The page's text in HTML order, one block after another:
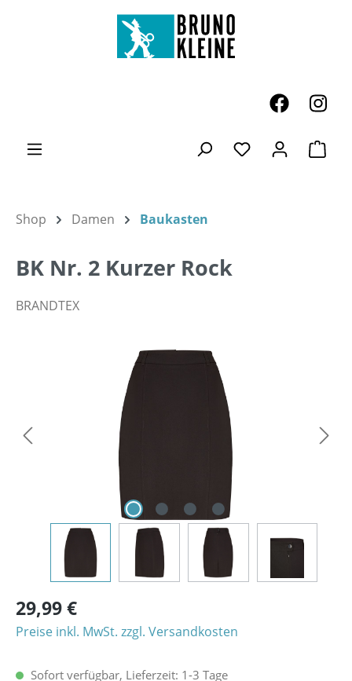
Zum Hauptinhalt springen
Du hast 0
Shop Damen Baukasten
BK Nr. 2 Kurzer Rock
BRANDTEX
Bildergalerie überspringen
29,99 €
Preise inkl. MwSt. zzgl. Versandkosten
Sofort verfügbar, Lieferzeit: 1-3 Tage